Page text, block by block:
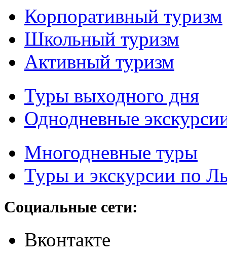
Корпоративный туризм
Школьный туризм
Активный туризм
Туры выходного дня
Однодневные
Многодневные туры
Туры и экскурсии по
Социальные сети:
Вконтакте